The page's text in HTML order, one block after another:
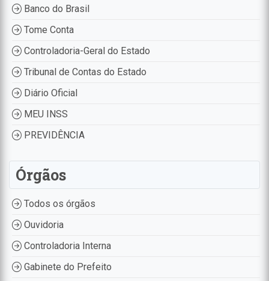
Banco do Brasil
Tome Conta
Controladoria-Geral do Estado
Tribunal de Contas do Estado
Diário Oficial
MEU INSS
PREVIDÊNCIA
Órgãos
Todos os órgãos
Ouvidoria
Controladoria Interna
Gabinete do Prefeito